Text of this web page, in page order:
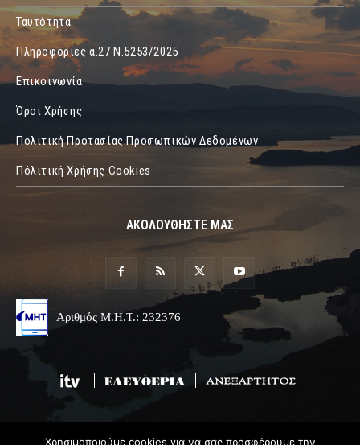
Ταυτότητα
Πληροφορίες α.27 Ν.5253/2025
Επικοινωνία
Όροι Χρήσης
Πολιτική Προτασίας Προσωπικών Δεδομένων
Πόλιτική Χρήσης Cookies
ΑΚΟΛΟΥΘΗΣΤΕ ΜΑΣ
Αριθμός Μ.Η.Τ.: 232376
Χρησιμοποιούμε cookies για να σας προσφέρουμε την